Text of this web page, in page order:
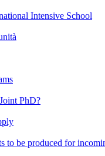
Intensive School
PhD?
to be produced for